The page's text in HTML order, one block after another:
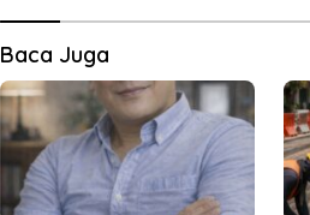
Baca Juga